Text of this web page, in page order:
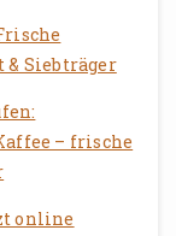
Siebträger
– frische
online